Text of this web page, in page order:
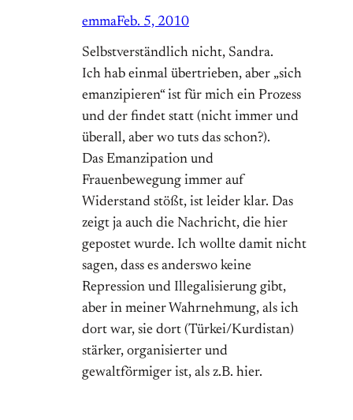
emmaFeb. 5, 2010
Selbstverständlich nicht, Sandra.
Ich hab einmal übertrieben, aber „sich
emanzipieren“ ist für mich ein Prozess
und der findet statt (nicht immer und
überall, aber wo tuts das schon?).
Das Emanzipation und
Frauenbewegung immer auf
Widerstand stößt, ist leider klar. Das
zeigt ja auch die Nachricht, die hier
gepostet wurde. Ich wollte damit nicht
sagen, dass es anderswo keine
Repression und Illegalisierung gibt,
aber in meiner Wahrnehmung, als ich
dort war, sie dort (Türkei/Kurdistan)
stärker, organisierter und
gewaltförmiger ist, als z.B. hier.